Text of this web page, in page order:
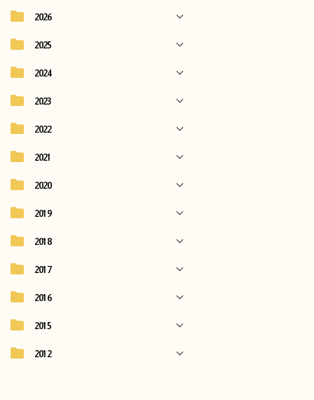
2026
2025
2024
2023
2022
2021
2020
2019
2018
2017
2016
2015
2012